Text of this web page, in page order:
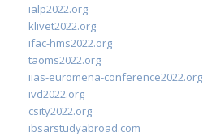
ialp2022.org
klivet2022.org
ifac-hms2022.org
taoms2022.org
iias-euromena-conference2022.org
ivd2022.org
csity2022.org
ibsarstudyabroad.com